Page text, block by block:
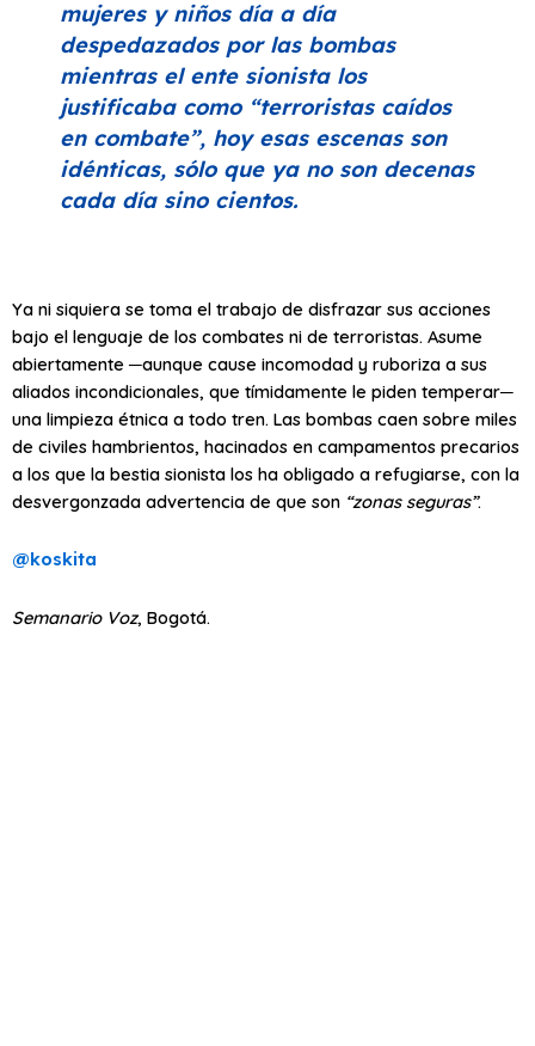
mujeres y niños día a día
despedazados por las bombas
mientras el ente sionista los
justificaba como “terroristas caídos
en combate”, hoy esas escenas son
idénticas, sólo que ya no son decenas
cada día sino cientos.
Ya ni siquiera se toma el trabajo de disfrazar sus acciones
bajo el lenguaje de los combates ni de terroristas. Asume
abiertamente ─aunque cause incomodad y ruboriza a sus
aliados incondicionales, que tímidamente le piden temperar─
una limpieza étnica a todo tren. Las bombas caen sobre miles
de civiles hambrientos, hacinados en campamentos precarios
a los que la bestia sionista los ha obligado a refugiarse, con la
desvergonzada advertencia de que son “zonas seguras”.
@koskita
Semanario Voz, Bogotá.